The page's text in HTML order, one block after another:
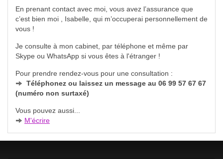
En prenant contact avec moi, vous avez l’assurance que
c’est bien moi , Isabelle, qui m’occuperai personnellement de
vous !
Je consulte à mon cabinet, par téléphone et même par
Skype ou WhatsApp si vous êtes à l'étranger !
Pour prendre rendez-vous pour une consultation :
Téléphonez ou laissez un message au 06 99 57 67 67
(numéro non surtaxé)
Vous pouvez aussi...
M'écrire